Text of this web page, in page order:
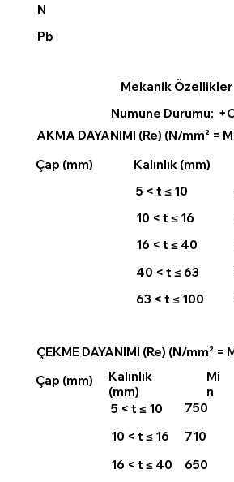
N
Pb
63 < t ≤ 100
40 < t ≤ 63
16 < t ≤ 40
10 < t ≤ 16
5 < t ≤ 10
Kalınlık (mm)
Çap (mm)
AKMA DAYANIMI (Re) (N/mm² =
Numune Durumu:
Mekanik Özellikler
650
16 < t ≤ 40
710
10 < t ≤ 16
750
5 < t ≤ 10
Mi
n
Kalınlık
(mm)
Çap (mm)
ÇEKME DAYANIMI (Re) (N/mm² =